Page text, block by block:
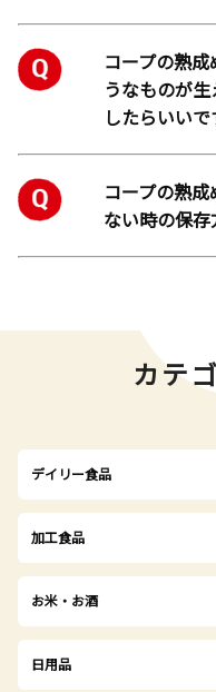
コープの熟
うなものが
したらいいで
コープの熟
ない時の保存
カテ
デイリー食品
加工食品
お米・お酒
日用品